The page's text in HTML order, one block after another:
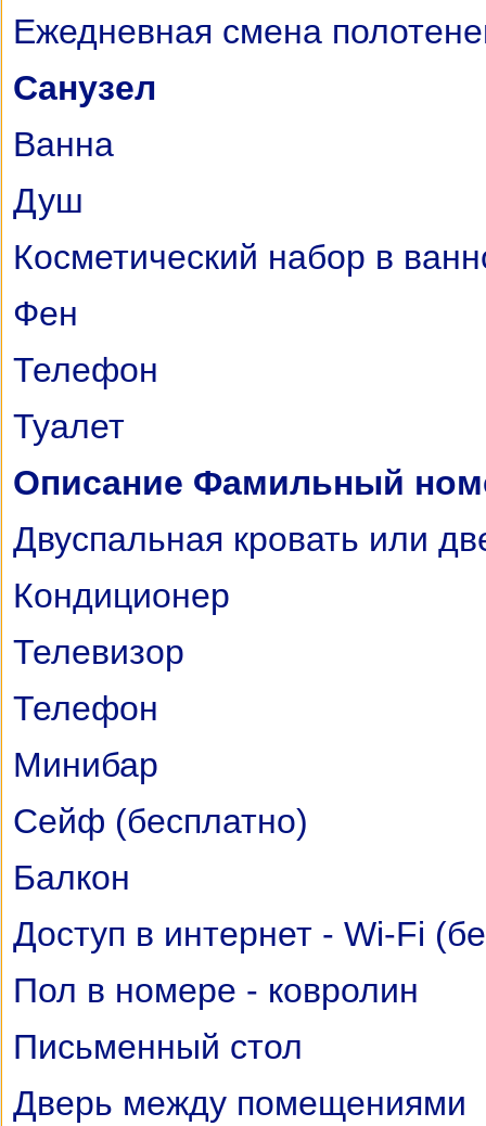
Ежедневная смена
Санузел
Ванна
Душ
Косметический набор в
Фен
Телефон
Туалет
Описание Фамильный
Двуспальная кровать или
Кондиционер
Телевизор
Телефон
Минибар
Сейф (бесплатно)
Балкон
Доступ в интернет - Wi-Fi
Пол в номере - ковролин
Письменный стол
Дверь между помещениями